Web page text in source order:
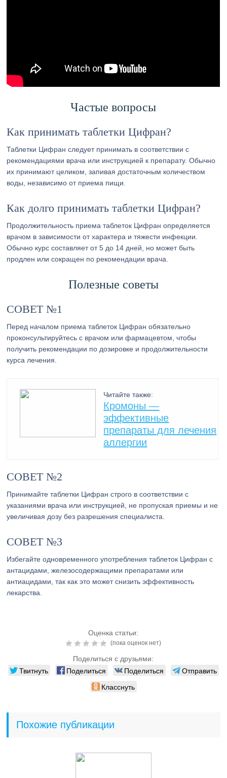
Частые вопросы
Как принимать таблетки Цифран?
Таблетки Цифран следует принимать в соответствии с
рекомендациями врача или инструкцией к препарату. Обычно
их принимают целиком, запивая достаточным количеством
воды, независимо от приема пищи.
Как долго принимать таблетки Цифран?
Продолжительность приема таблеток Цифран определяется
врачом в зависимости от характера и тяжести инфекции.
Обычно курс составляет от 5 до 14 дней, но может быть
продлен или сокращен по рекомендации врача.
Полезные советы
СОВЕТ №1
Перед началом приема таблеток Цифран обязательно
проконсультируйтесь с врачом или фармацевтом, чтобы
получить рекомендации по дозировке и продолжительности
курса лечения.
Читайте также:
Кромоны —
эффективные
препараты для лечения
аллергии
СОВЕТ №2
Принимайте таблетки Цифран строго в соответствии с
указаниями врача или инструкцией, не пропуская приемы и не
увеличивая дозу без разрешения специалиста.
СОВЕТ №3
Избегайте одновременного употребления таблеток Цифран с
антацидами, железосодержащими препаратами или
антиацидами, так как это может снизить эффективность
лекарства.
Оценка статьи:
(пока оценок нет)
Поделиться с друзьями:
Твитнуть Поделиться Поделиться
Отправить
Класснуть
Похожие публикации